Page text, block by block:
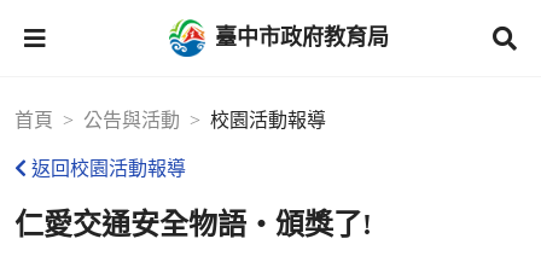
臺中市政府教育局
首頁 公告與活動 校園活動報導
返回校園活動報導
仁愛交通安全物語‧頒獎了!